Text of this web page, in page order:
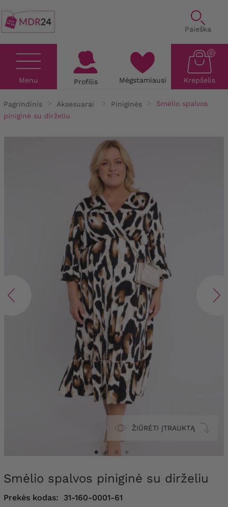
Paieška
Menu Profilis Mėgstamiausi Krepšelis
0
Pagrindinis Aksesuarai Piniginės
Smėlio spalvos
piniginė su dirželiu
ŽIŪRĖTI ĮTRAUKTĄ
Smėlio spalvos piniginė su dirželiu
Prekės kodas: 31-160-0001-61